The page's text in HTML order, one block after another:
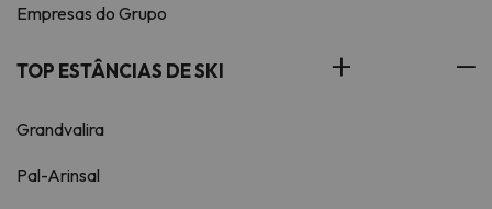
Empresas do Grupo
TOP ESTÂNCIAS DE SKI
Grandvalira
Pal-Arinsal